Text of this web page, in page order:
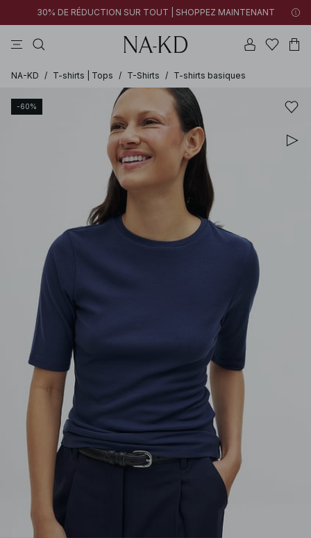
30% DE RÉDUCTION SUR TOUT | SHOPPEZ MAINTENANT
NA-KD / T-shirts | Tops / T-Shirts / T-shirts basiques
-60%